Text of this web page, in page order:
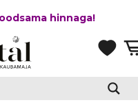
hinnaga!